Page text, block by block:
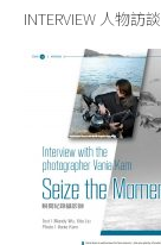
INTERVIEW 人物訪談